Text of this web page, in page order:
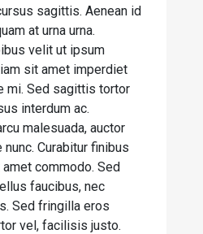
sagittis. Aenean id
at urna urna.
velit ut ipsum
sit amet imperdiet
mi. Sed sagittis tortor
interdum ac.
malesuada, auctor
Curabitur finibus
commodo. Sed
faucibus, nec
Sed fringilla eros
vel, facilisis justo.